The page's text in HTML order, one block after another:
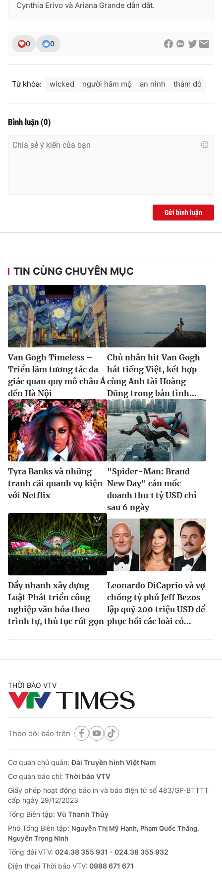
Cynthia Erivo và Ariana Grande dẫn dắt.
0 0
Từ khóa: wicked người hâm mộ an ninh thảm đỏ
Bình luận (0)
Gửi bình luận
TIN CÙNG CHUYÊN MỤC
Van Gogh Timeless –
Triển lãm tương tác đa
giác quan quy mô châu Á
đến Hà Nội
Chủ nhân hit Van Gogh
hát tiếng Việt, kết hợp
cùng Anh tài Hoàng
Dũng trong bản tình...
Tyra Banks và những
tranh cãi quanh vụ kiện
với Netflix
"Spider-Man: Brand
New Day" cán mốc
doanh thu 1 tỷ USD chỉ
sau 6 ngày
Đẩy nhanh xây dựng
Luật Phát triển công
nghiệp văn hóa theo
trình tự, thủ tục rút gọn
Leonardo DiCaprio và vợ
chồng tỷ phú Jeff Bezos
lập quỹ 200 triệu USD để
phục hồi các loài có...
THỜI BÁO VTV
Theo dõi báo trên
Cơ quan chủ quản:Đài Truyền hình Việt Nam
Cơ quan báo chí: Thời báo VTV
Giấy phép hoạt động báo in và báo điện tử số 483/GP-BTTTT
cấp ngày 29/12/2023
Tổng Biên tập: Vũ Thanh Thủy
Phó Tổng Biên tập: Nguyễn Thị Mỹ Hạnh, Phạm Quốc Thắng,
Nguyễn Trọng Ninh
Tổng đài VTV: 024.38 355 931 - 024.38 355 932
Ðiện thoại Thời báo VTV: 0988 671 671